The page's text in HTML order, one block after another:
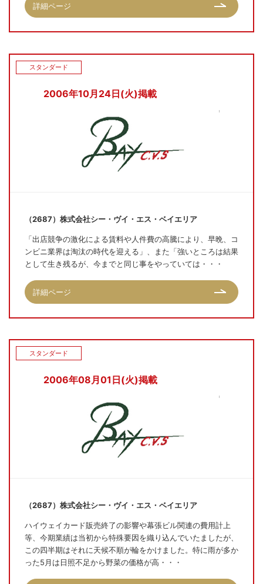
詳細ページ
2006年10月24日(火)掲載
スタンダード
（2687）株式会社シー・ヴイ・エス・ベイエリア
「出店競争の激化による賃料や人件費の高騰により、早晩、コ
ンビニ業界は淘汰の時代を迎える」、また「強いところは結果
として生き残るが、今までと同じ事をやっていては・・・
詳細ページ
2006年08月01日(火)掲載
スタンダード
（2687）株式会社シー・ヴイ・エス・ベイエリア
ハイウェイカード販売終了の影響や幕張ビル関連の費用計上
等、今期業績は当初から特殊要因を織り込んでいたましたが、
この四半期はそれに天候不順が輪をかけました。特に雨が多か
った5月は日照不足から野菜の価格が高・・・